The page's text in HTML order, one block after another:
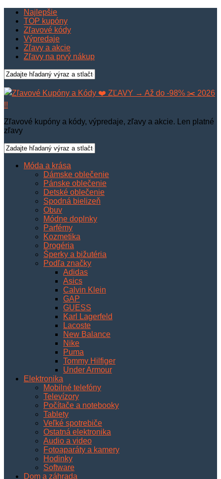
Najlepšie
TOP kupóny
Zľavové kódy
Výpredaje
Zľavy a akcie
Zľavy na prvý nákup
Zľavové kupóny a kódy, výpredaje, zľavy a akcie. Len platné
zľavy
Móda a krása
Dámske oblečenie
Pánske oblečenie
Detské oblečenie
Spodná bielizeň
Obuv
Módne doplnky
Parfémy
Kozmetika
Drogéria
Šperky a bižutéria
Podľa značky
Adidas
Asics
Calvin Klein
GAP
GUESS
Karl Lagerfeld
Lacoste
New Balance
Nike
Puma
Tommy Hilfiger
Under Armour
Elektronika
Mobilné telefóny
Televízory
Počítače a notebooky
Tablety
Veľké spotrebiče
Ostatná elektronika
Audio a video
Fotoaparáty a kamery
Hodinky
Software
Dom a záhrada